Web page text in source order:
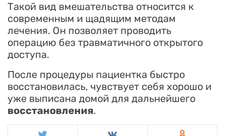
Такой вид вмешательства относится к
современным и щадящим методам
лечения. Он позволяет проводить
операцию без травматичного открытого
доступа.
После процедуры пациентка быстро
восстановилась, чувствует себя хорошо и
уже выписана домой для дальнейшего
восстановления.